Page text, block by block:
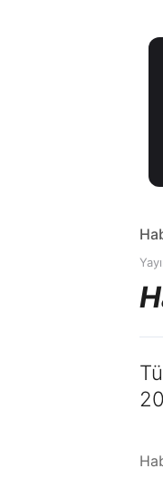
gelişme!